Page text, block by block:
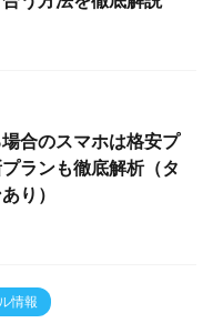
合のスマホは格安プ
ランも徹底解析（タ
り）
情報